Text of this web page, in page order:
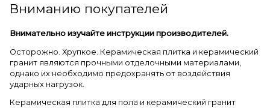
Вниманию покупателей
Внимательно изучайте инструкции производителей.
Осторожно. Хрупкое. Керамическая плитка и керамический
гранит являются прочными отделочными материалами,
однако их необходимо предохранять от воздействия
ударных нагрузок.
Керамическая плитка для пола и керамический гранит